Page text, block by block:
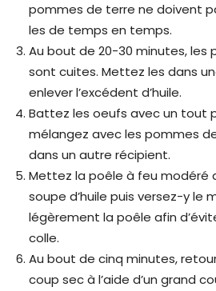
pommes de terre ne doivent
les de temps en temps.
Au bout de 20-30 minutes, les
sont cuites. Mettez les dans
enlever l’excédent d’huile.
Battez les oeufs avec un tout
mélangez avec les pommes
dans un autre récipient.
Mettez la poêle à feu modéré
soupe d’huile puis versez-y le
légèrement la poêle afin
colle.
Au bout de cinq minutes,
coup sec à l’aide d’un grand